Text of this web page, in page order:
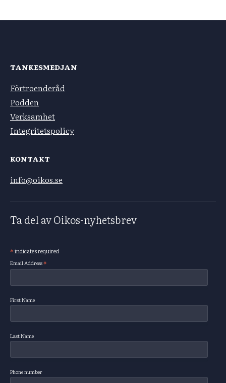
TANKESMEDJAN
Förtroenderåd
Podden
Verksamhet
Integritetspolicy
KONTAKT
info@oikos.se
Ta del av Oikos-nyhetsbrev
Subscribe
*indicates required
Email Address*
First Name
Last Name
Phone number